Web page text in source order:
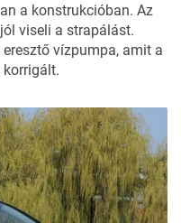
a konstrukcióban. Az
viseli a strapálást.
vízpumpa, amit a